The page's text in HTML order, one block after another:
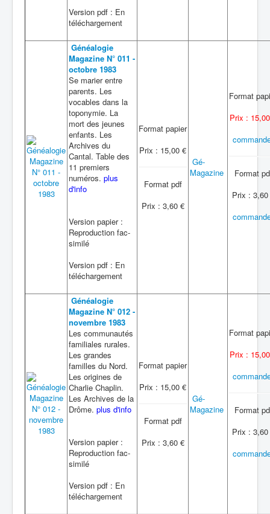
Version pdf : En
téléchargement
Généalogie
Magazine N° 011 -
octobre 1983
Se marier entre
parents. Les
vocables dans la
toponymie. La
mort des jeunes
enfants. Les
Archives du
Cantal. Table des
11 premiers
numéros. plus
d'info
Version papier :
Reproduction fac-
similé
Version pdf : En
téléchargement
Format papier
Prix : 15,00 €
Format pdf
Prix : 3,60 €
Gé-
Magazine
Format
Prix :
Format
Prix : 3,60
Généalogie
Magazine N° 012 -
novembre 1983
Les communautés
familiales rurales.
Les grandes
familles du Nord.
Les origines de
Charlie Chaplin.
Les Archives de la
Drôme. plus d'info
Version papier :
Reproduction fac-
similé
Version pdf : En
téléchargement
Format papier
Prix : 15,00 €
Format pdf
Prix : 3,60 €
Gé-
Magazine
Format
Prix :
Format
Prix : 3,60